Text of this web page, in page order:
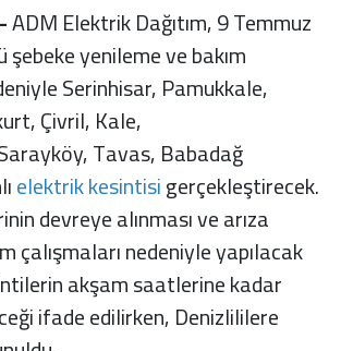
ADM Elektrik Dağıtım, 9 Temmuz
şebeke yenileme ve bakım
Serinhisar, Pamukkale,
Çivril, Kale,
Tavas, Babadağ
elektrik kesintisigerçekleştirecek.
devreye alınması ve arıza
çalışmaları nedeniyle yapılacak
akşam saatlerine kadar
ifade edilirken, Denizlililere